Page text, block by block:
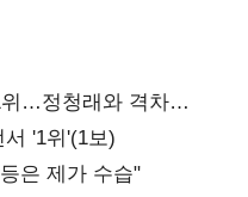
위…정청래와 격차
서 '1위'(1보)
은 제가 수습"